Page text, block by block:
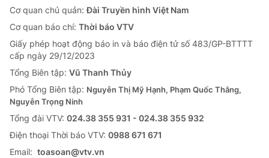
Cơ quan chủ quản:Đài Truyền hình Việt Nam
Cơ quan báo chí: Thời báo VTV
Giấy phép hoạt động báo in và báo điện tử số 483/GP-BTTTT
cấp ngày 29/12/2023
Tổng Biên tập: Vũ Thanh Thủy
Phó Tổng Biên tập: Nguyễn Thị Mỹ Hạnh, Phạm Quốc Thắng,
Nguyễn Trọng Ninh
Tổng đài VTV: 024.38 355 931 - 024.38 355 932
Ðiện thoại Thời báo VTV: 0988 671 671
Email: toasoan@vtv.vn